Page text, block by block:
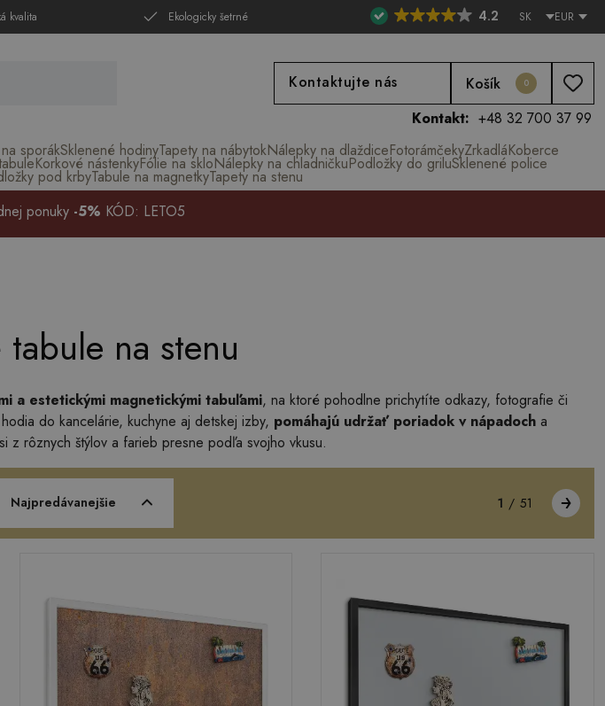
kvalita Ekologicky šetrné 4.2 SK EUR
Kontaktujte nás Košík 0
Kontakt: +48 32 700 37 99
sporákSklenené hodinyTapety na nábytokNálepky na dlaždiceFotorámčekyZrkadláKoberce
Korkové nástenkyFólie na skloNálepky na chladničkuPodložky do griluSklenené police
pod krbyTabule na magnetkyTapety na stenu
ponuky -5% KÓD: LETO5
na stenu
a estetickými magnetickými tabuľami, na ktoré pohodlne prichytíte odkazy, fotografie či
do kancelárie, kuchyne aj detskej izby, pomáhajú udržať poriadok v nápadoch a
z rôznych štýlov a farieb presne podľa svojho vkusu.
Najpredávanejšie 1 / 51